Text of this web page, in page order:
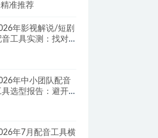
精准推荐
年影视解说/短剧
音工具实测：找对
年中小团队配音
具选型报告：避开
年7月配音工具横